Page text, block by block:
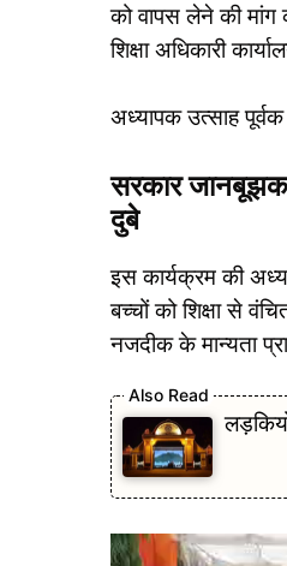
को वापस लेने की मांग
शिक्षा अधिकारी
अध्यापक उत्साह
सरकार
दुबे
इस कार्यक्रम की
बच्चों को शिक्षा से
नजदीक के मान्यता
Video